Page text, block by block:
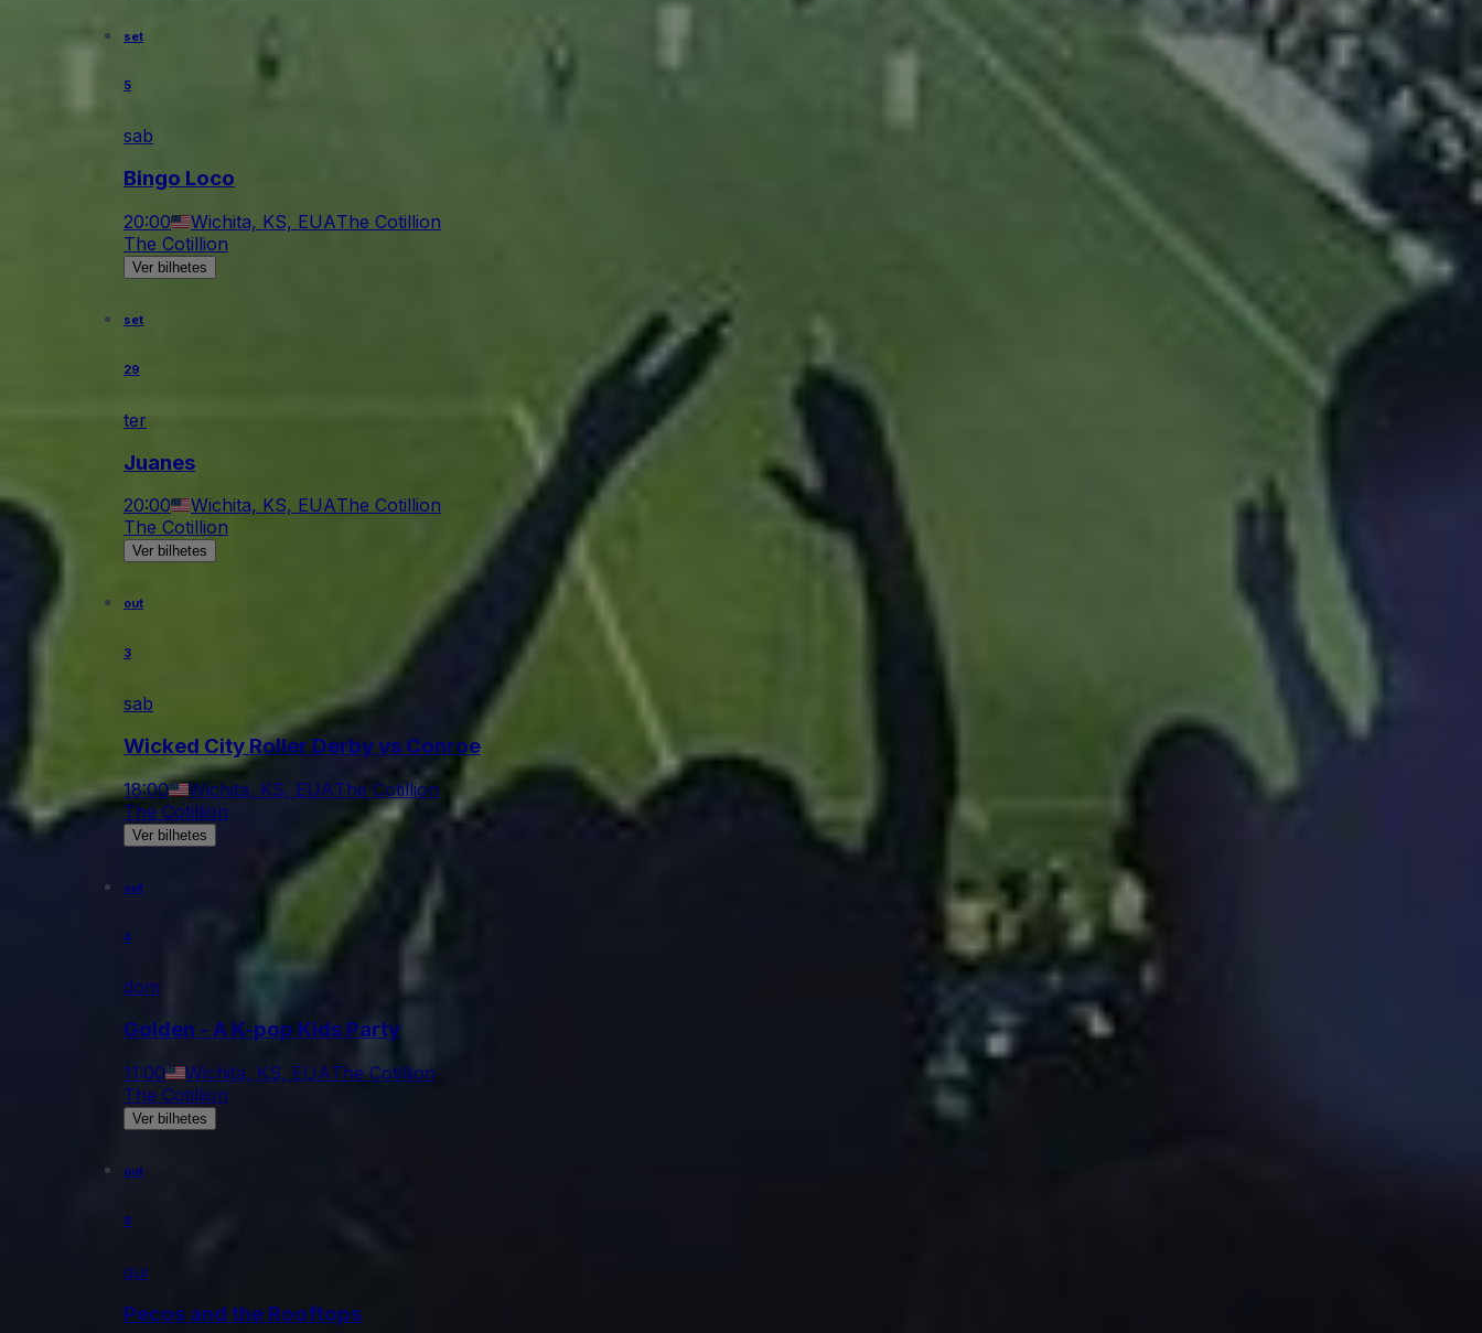
set
5
sab
Bingo Loco
20:00 Wichita, KS, EUAThe Cotillion
The Cotillion
Ver bilhetes
set
29
ter
Juanes
20:00 Wichita, KS, EUAThe Cotillion
The Cotillion
Ver bilhetes
out
3
sab
Wicked City Roller Derby vs Conroe
18:00 Wichita, KS, EUAThe Cotillion
The Cotillion
Ver bilhetes
out
4
dom
Golden - A K-pop Kids Party
11:00 Wichita, KS, EUAThe Cotillion
The Cotillion
Ver bilhetes
out
8
qui
Pecos and the Rooftops